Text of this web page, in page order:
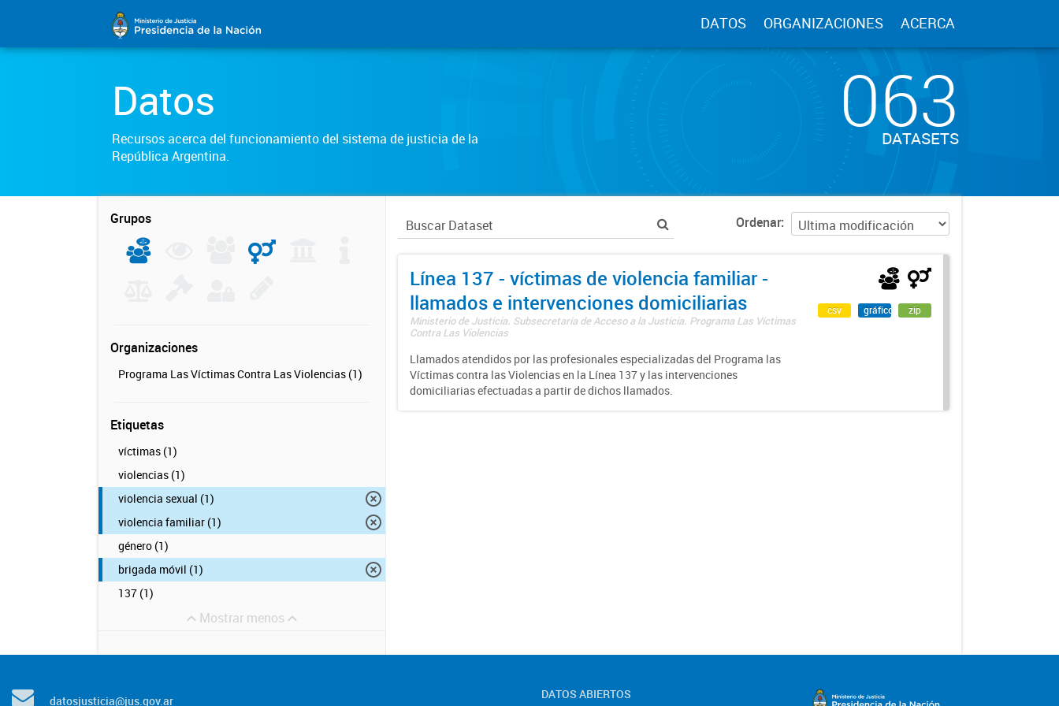
DATOS ORGANIZACIONES ACERCA
Datos
Recursos acerca del funcionamiento del sistema de justicia de la
República Argentina.
063
DATASETS
Grupos
Organizaciones
Programa Las Víctimas Contra Las Violencias (1)
Etiquetas
víctimas (1)
violencias (1)
violencia sexual (1)
violencia familiar (1)
género (1)
brigada móvil (1)
137 (1)
Mostrar menos
Ordenar
Línea 137 - víctimas de violencia familiar -
llamados e intervenciones domiciliarias
Ministerio de Justicia. Subsecretaría de Acceso a la Justicia. Programa Las Víctimas
Contra Las Violencias
Llamados atendidos por las profesionales especializadas del Programa las
Víctimas contra las Violencias en la Línea 137 y las intervenciones
domiciliarias efectuadas a partir de dichos llamados.
csv gráfico zip
datosjusticia@jus.gov.ar DATOS ABIERTOS